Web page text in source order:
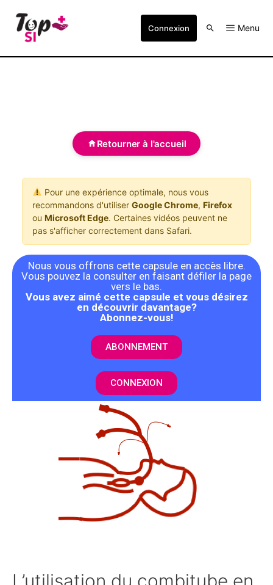
Connexion Menu
Retourner à l'accueil
Pour une expérience optimale, nous vous
recommandons d'utiliser Google Chrome, Firefox
ou Microsoft Edge. Certaines vidéos peuvent ne
pas s'afficher correctement dans Safari.
Nous vous offrons cette capsule en accès libre.
Vous pouvez la consulter en faisant défiler la page
vers le bas.
Vous avez aimé cette capsule et vous désirez
en découvrir davantage?
Abonnez-vous!
ABONNEMENT
CONNEXION